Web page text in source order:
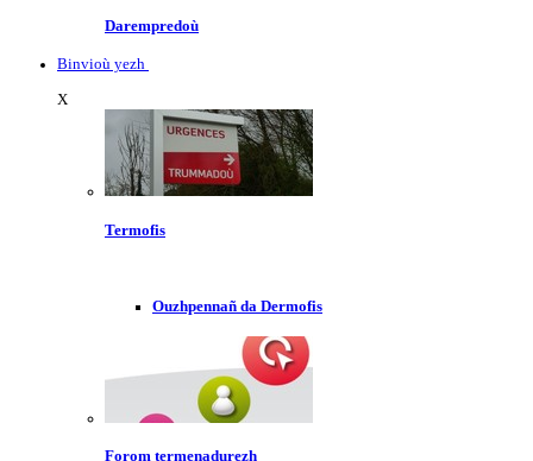
Darempredoù
Binvioù yezh
X
Termofis
Ouzhpennañ da Dermofis
Forom termenadurezh